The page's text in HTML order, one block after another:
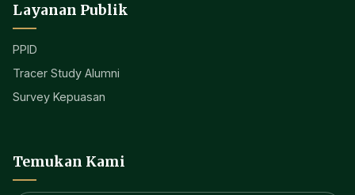
Layanan Publik
PPID
Tracer Study Alumni
Survey Kepuasan
Temukan Kami